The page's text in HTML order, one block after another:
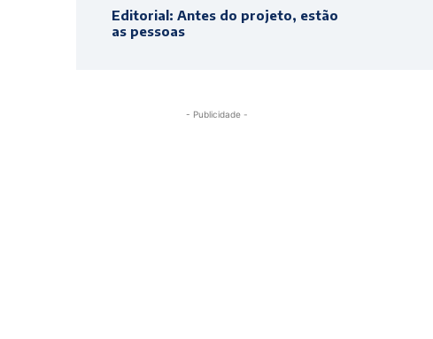
Editorial: Antes do projeto, estão
as pessoas
- Publicidade -